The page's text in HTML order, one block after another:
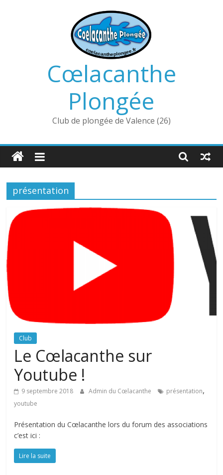
Cœlacanthe
Plongée
Club de plongée de Valence (26)
présentation
Club
Le Cœlacanthe sur
Youtube !
9 septembre 2018 Admin du Cœlacanthe présentation,
youtube
Présentation du Cœlacanthe lors du forum des associations
c’est ici :
Lire la suite